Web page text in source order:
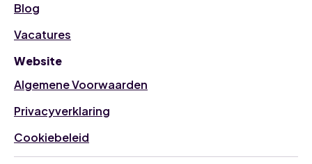
Blog
Vacatures
Website
Algemene Voorwaarden
Privacyverklaring
Cookiebeleid